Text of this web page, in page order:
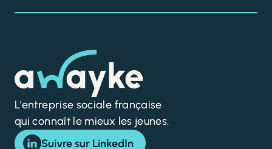
L'entreprise sociale française
qui connaît le mieux les jeunes.
Suivre sur LinkedIn